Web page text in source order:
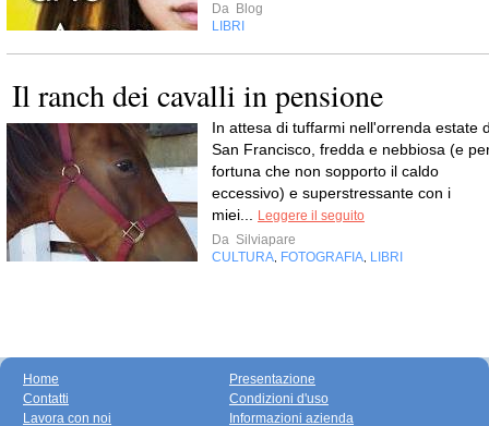
Da Blog
LIBRI
Il ranch dei cavalli in pensione
In attesa di tuffarmi nell'orrenda estate
San Francisco, fredda e nebbiosa (e
fortuna che non sopporto il caldo
eccessivo) e superstressante con i
miei... Leggere il seguito
Da Silviapare
CULTURA, FOTOGRAFIA, LIBRI
Home
Contatti
Lavora con noi
Presentazione
Condizioni d'uso
Informazioni azienda